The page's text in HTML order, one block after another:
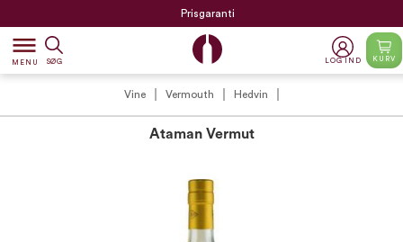
Prisgaranti
dehaze
MENU SØG LOG IND KURV
Vine Vermouth Hedvin
Ataman Vermut